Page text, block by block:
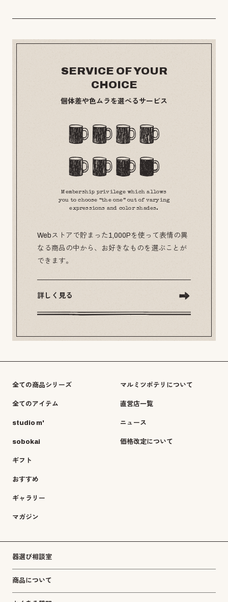
SERVICE OF YOUR
CHOICE
個体差や色ムラを選べるサービス
Membership privilege which allows
you to choose “the one” out of varying
expressions and color shades.
Webストアで貯まった1,000Pを使って表情の異
なる商品の中から、お好きなものを選ぶことが
できます。
詳しく見る
全ての商品シリーズ
全てのアイテム
studio m'
sobokai
ギフト
おすすめ
ギャラリー
マガジン
マルミツポテリについて
直営店一覧
ニュース
価格改定について
器選び相談室
商品について